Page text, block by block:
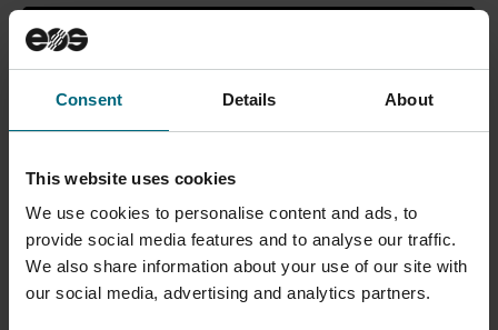
Consent Details About
This website uses cookies
We use cookies to personalise content and ads, to
provide social media features and to analyse our traffic.
We also share information about your use of our site with
our social media, advertising and analytics partners.
COMMERCIAL
Description
Les pièces fabriquées à partir de poudre EOS